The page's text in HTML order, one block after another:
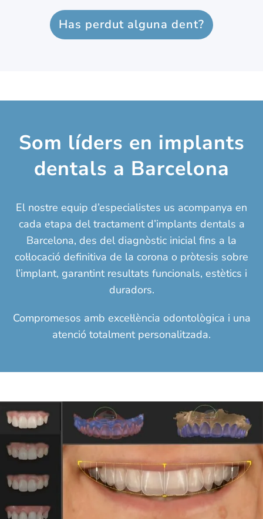
Has perdut alguna dent?
Som líders en implants
dentals a Barcelona
El nostre equip d’especialistes us acompanya en
cada etapa del tractament d’implants dentals a
Barcelona, ​​des del diagnòstic inicial fins a la
col·locació definitiva de la corona o pròtesis sobre
l’implant, garantint resultats funcionals, estètics i
duradors.
Compromesos amb excel·lència odontològica i una
atenció totalment personalitzada.